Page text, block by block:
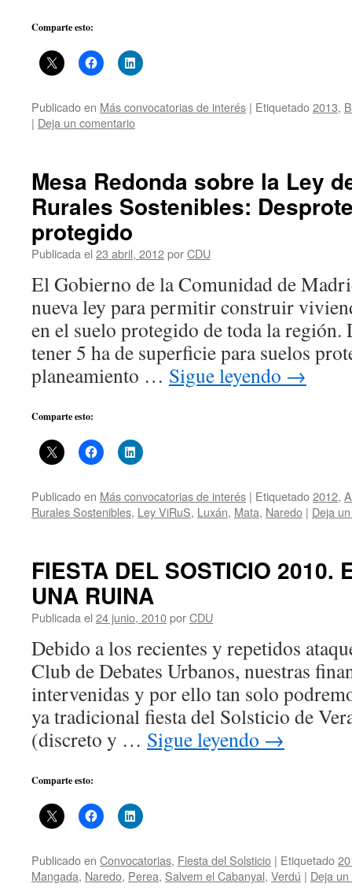
Comparte esto:
Publicado en Más convocatorias de interés | Etiquetado2013,
| Deja un comentario
Mesa Redonda sobre la Ley
Rurales Sostenibles:
protegido
Publicada el 23 abril, 2012porCDU
El Gobierno de la Comunidad de
nueva ley para permitir construir
en el suelo protegido de toda la región.
tener 5 ha de superficie para suelos
planeamiento … Sigue leyendo →
Comparte esto:
Publicado en Más convocatorias de interés | Etiquetado2012,
Rurales Sostenibles, Ley ViRuS, Luxán, Mata, Naredo | Deja
FIESTA DEL SOSTICIO 2010.
UNA RUINA
Publicada el 24 junio, 2010porCDU
Debido a los recientes y repetidos
Club de Debates Urbanos, nuestras
intervenidas y por ello tan solo
ya tradicional fiesta del Solsticio de
(discreto y … Sigue leyendo →
Comparte esto:
Publicado en Convocatorias, Fiesta del Solsticio | Etiquetado
Mangada, Naredo, Perea, Salvem el Cabanyal, Verdú | Deja